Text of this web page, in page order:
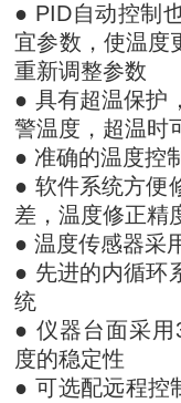
● PID自动控制
宜参数，使温度
重新调整参数
● 具有超温保护
警温度，超温时
● 准确的温度控
● 软件系统方便
差，温度修正精
● 温度传感器采
● 先进的内循环
统
● 仪器台面采
度的稳定性
● 可选配远程控